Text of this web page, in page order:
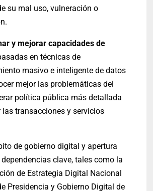
su mal uso, vulneración o
y mejorar capacidades de
en técnicas de
masivo e inteligente de datos
mejor las problemáticas del
política pública más detallada
las transacciones y servicios
de gobierno digital y apertura
clave, tales como la
de Estrategia Digital Nacional
Presidencia y Gobierno Digital de